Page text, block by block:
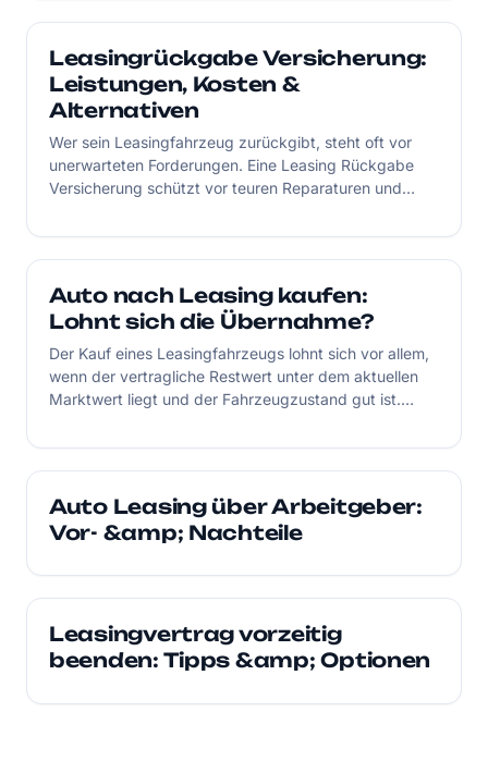
Leasingrückgabe Versicherung:
Leistungen, Kosten &
Alternativen
Wer sein Leasingfahrzeug zurückgibt, steht oft vor
unerwarteten Forderungen. Eine Leasing Rückgabe
Versicherung schützt vor teuren Reparaturen und
Grenzen und erklärt, wann eine Forderungsprüfung
sinnvoller sein kann.
Auto nach Leasing kaufen:
Lohnt sich die Übernahme?
Der Kauf eines Leasingfahrzeugs lohnt sich vor allem,
wenn der vertragliche Restwert unter dem aktuellen
Marktwert liegt und der Fahrzeugzustand gut ist.
Gebühren, Versicherung und möglichen Reparaturen,
vergleichen Sie den Marktwert und lassen Sie das
Auto Leasing über Arbeitgeber:
Vor- &amp; Nachteile
Leasingvertrag vorzeitig
beenden: Tipps &amp; Optionen